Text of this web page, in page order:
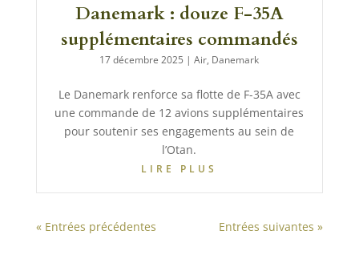
Danemark : douze F-35A
supplémentaires commandés
17 décembre 2025 |Air, Danemark
Le Danemark renforce sa flotte de F-35A avec
une commande de 12 avions supplémentaires
pour soutenir ses engagements au sein de
l’Otan.
LIRE PLUS
« Entrées précédentes Entrées suivantes »